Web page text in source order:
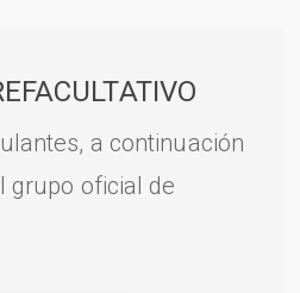
a continuación
grupo oficial de